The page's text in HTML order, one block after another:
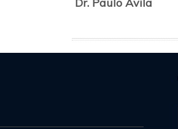
Dr. Paulo Ávila